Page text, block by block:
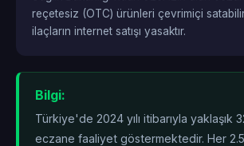
reçetesiz (OTC) ürünleri çevrimiçi
ilaçların internet satışı yasaktır.
Bilgi:
Türkiye'de 2024 yılı itibarıyla yaklaşık
eczane faaliyet göstermektedir. Her